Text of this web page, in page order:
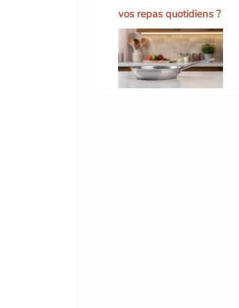
vos repas quotidiens ?